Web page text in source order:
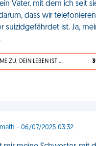
Vater, mit dem ich seit
dass wir
suizidgefährdet ist. Ja,
ICH STIMME ZU, DEIN LEBEN IST SCHEISSE
- 06/07/2025 03:32